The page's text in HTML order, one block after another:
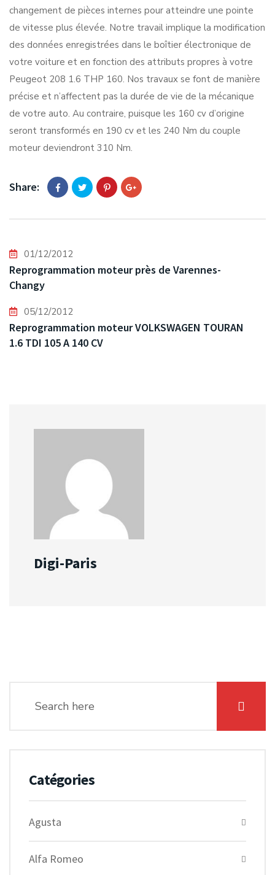
changement de pièces internes pour atteindre une pointe
de vitesse plus élevée. Notre travail implique la modification
des données enregistrées dans le boîtier électronique de
votre voiture et en fonction des attributs propres à votre
Peugeot 208 1.6 THP 160. Nos travaux se font de manière
précise et n’affectent pas la durée de vie de la mécanique
de votre auto. Au contraire, puisque les 160 cv d’origine
seront transformés en 190 cv et les 240 Nm du couple
moteur deviendront 310 Nm.
Share:
01/12/2012
Reprogrammation moteur près de Varennes-
Changy
05/12/2012
Reprogrammation moteur VOLKSWAGEN TOURAN
1.6 TDI 105 A 140 CV
Digi-Paris
Catégories
Agusta
Alfa Romeo